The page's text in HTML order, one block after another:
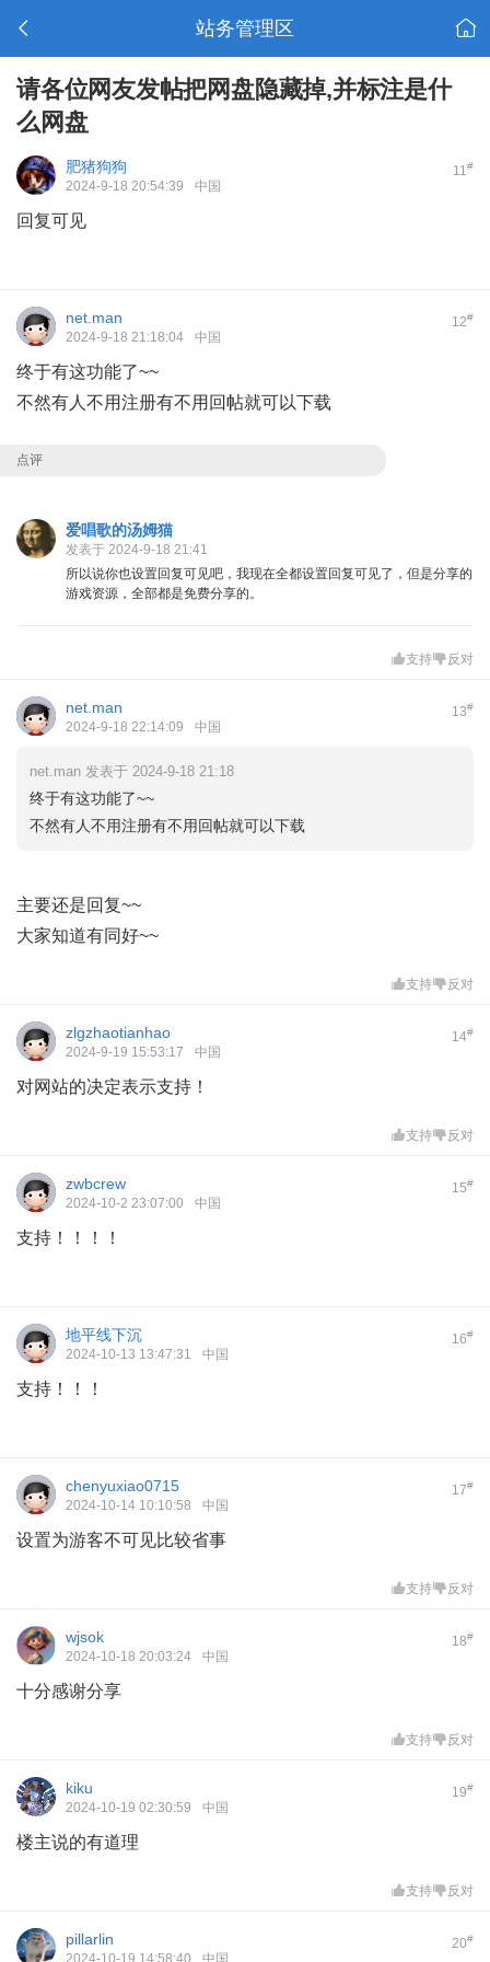
站务管理区
请各位网友发帖把网盘隐藏掉,并标注是什
么网盘
11#
肥猪狗狗
2024-9-18 20:54:39 中国
回复可见
12#
net.man
2024-9-18 21:18:04 中国
终于有这功能了~~
不然有人不用注册有不用回帖就可以下载
点评
爱唱歌的汤姆猫
发表于 2024-9-18 21:41
所以说你也设置回复可见吧，我现在全都设置回复可见了，但是分享的
游戏资源，全部都是免费分享的。
支持 反对
13#
net.man
2024-9-18 22:14:09 中国
net.man 发表于 2024-9-18 21:18
终于有这功能了~~
不然有人不用注册有不用回帖就可以下载
主要还是回复~~
大家知道有同好~~
支持 反对
14#
zlgzhaotianhao
2024-9-19 15:53:17 中国
对网站的决定表示支持！
支持 反对
15#
zwbcrew
2024-10-2 23:07:00 中国
支持！！！！
16#
地平线下沉
2024-10-13 13:47:31 中国
支持！！！
17#
chenyuxiao0715
2024-10-14 10:10:58 中国
设置为游客不可见比较省事
支持 反对
18#
wjsok
2024-10-18 20:03:24 中国
十分感谢分享
支持 反对
19#
kiku
2024-10-19 02:30:59 中国
楼主说的有道理
支持 反对
20#
pillarlin
2024-10-19 14:58:40 中国